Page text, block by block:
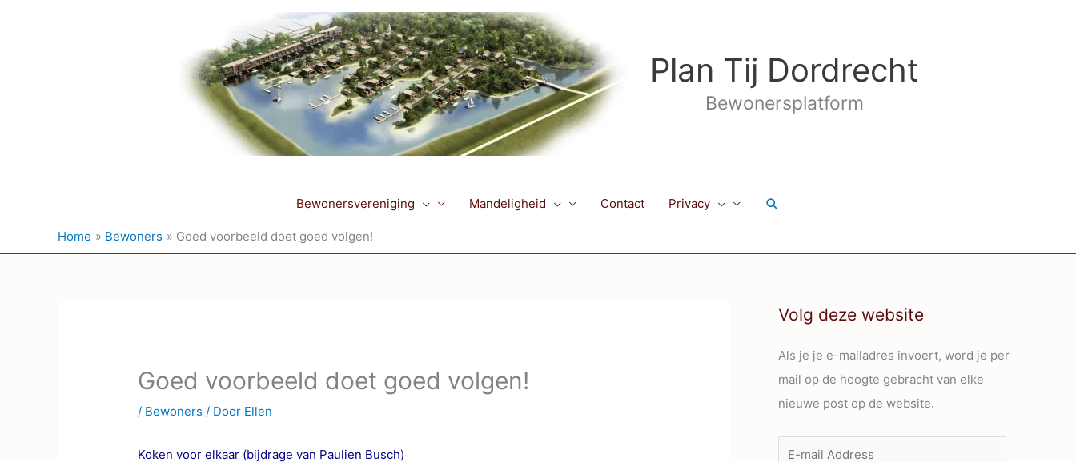
Plan Tij Dordrecht
Bewonersplatform
Bewonersvereniging Mandeligheid Contact Privacy Zoeken
Home Bewoners Goed voorbeeld doet goed volgen!
Goed voorbeeld doet goed volgen!
/ Bewoners / Door Ellen
Koken voor elkaar (bijdrage van Paulien Busch)
Volg deze website
Als je je e-mailadres invoert, word je per
mail op de hoogte gebracht van elke
nieuwe post op de website.